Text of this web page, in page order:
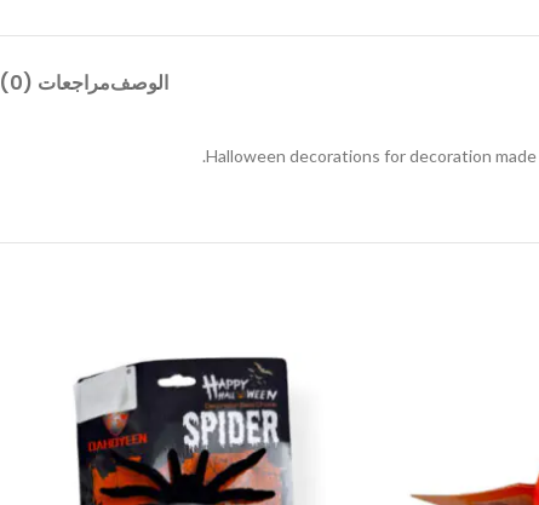
الوصفمراجعات (0)
Halloween decorations for decoration made